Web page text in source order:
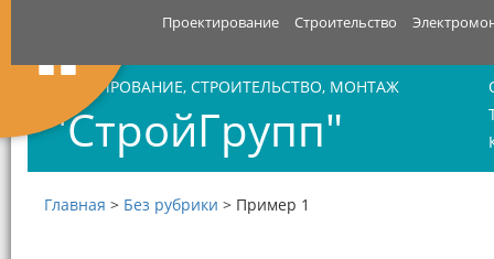
Проектирование Строительство
ПРОЕКТИРОВАНИЕ, СТРОИТЕЛЬСТВО, МОНТАЖ
"СтройГрупп"
Главная > Без рубрики > Пример 1